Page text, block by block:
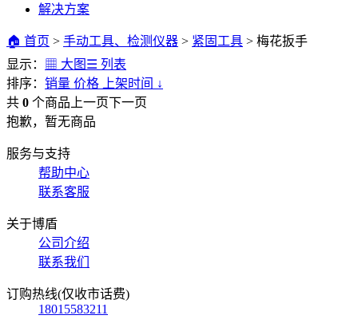
解决方案
🏠 首页 > 手动工具、检测仪器 > 紧固工具 > 梅花扳手
显示：
▦ 大图 ☰ 列表
排序： 销量 价格 上架时间 ↓
共 0 个商品 上一页下一页
抱歉，暂无商品
服务与支持
帮助中心
联系客服
关于博盾
公司介绍
联系我们
订购热线(仅收市话费)
18015583211